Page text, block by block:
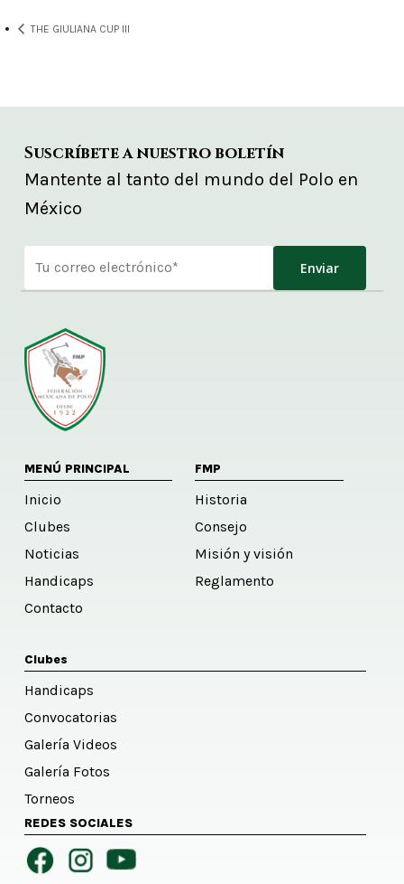
THE GIULIANA CUP III
Suscríbete a nuestro boletín
Mantente al tanto del mundo del Polo en
México
MENÚ PRINCIPAL
Inicio
Clubes
Noticias
Handicaps
Contacto
FMP
Historia
Consejo
Misión y visión
Reglamento
Clubes
Handicaps
Convocatorias
Galería Videos
Galería Fotos
Torneos
REDES SOCIALES